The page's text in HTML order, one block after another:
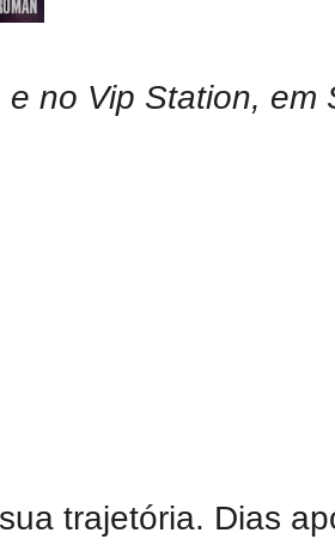
no Vip Station, em
trajetória. Dias